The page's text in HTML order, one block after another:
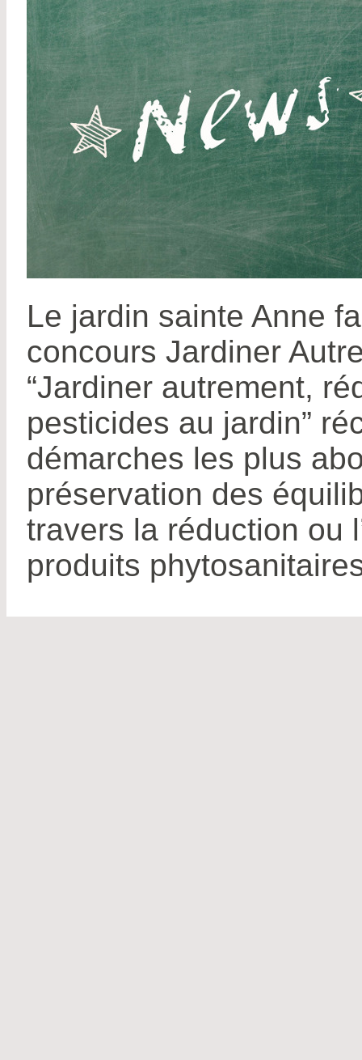
Le jardin sainte Anne
concours Jardiner
“Jardiner autrement,
pesticides au jardin”
démarches les plus
préservation des
travers la réduction ou
produits